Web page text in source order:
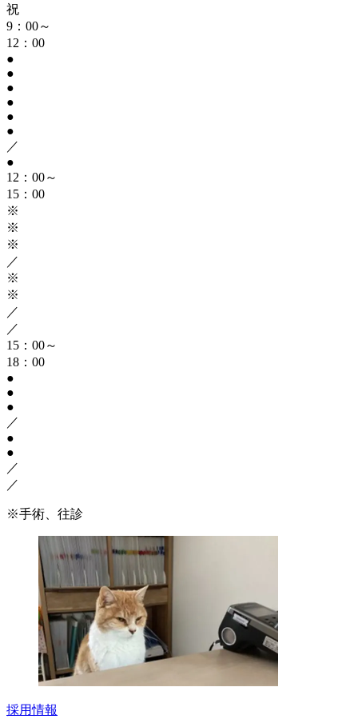
祝
9：00～
12：00
●
●
●
●
●
●
／
●
12：00～
15：00
※
※
※
／
※
※
／
／
15：00～
18：00
●
●
●
／
●
●
／
／
※手術、往診
採用情報